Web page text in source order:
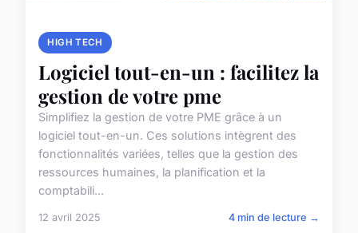
HIGH TECH
Logiciel tout-en-un : facilitez la
gestion de votre pme
Simplifiez la gestion de votre PME grâce à un
logiciel tout-en-un. Ces solutions intègrent des
fonctionnalités variées, telles que la gestion des
ressources humaines, la planification et la
comptabili...
12 avril 2025 4 min de lecture →